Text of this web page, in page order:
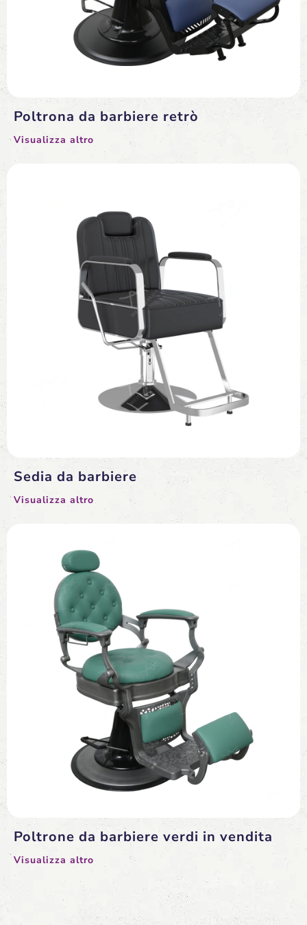
Poltrona da barbiere retrò
Visualizza altro
Sedia da barbiere
Visualizza altro
Poltrone da barbiere verdi in vendita
Visualizza altro